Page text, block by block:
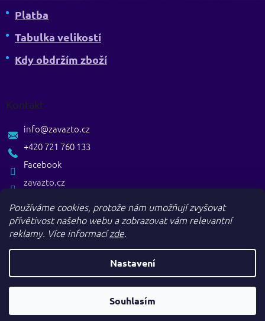
Používáme cookies, protože nám umožňují zvyšovat
přívětivost našeho webu a zobrazovat vám relevantní
reklamy. Více informacízde.
Nastavení
Souhlasím
Platba
Tabulka velikostí
Kdy obdržím zboží
Kontakt
zavazto.cz
info@zavazto.cz
+420 721 760 133
Facebook
Vytvořil Shoptet
Zavazto.cz. Všechna práva vyhrazena.